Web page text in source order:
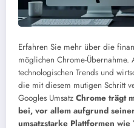
Erfahren Sie mehr über die
möglichen Chrome-Übernahme.
technologischen Trends und
die mit diesem mutigen Schritt
Googles Umsatz Chrome trägt
bei, vor allem aufgrund
umsatzstarke Plattformen wie